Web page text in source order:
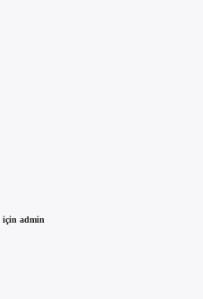
için admin